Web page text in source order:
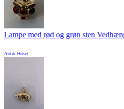
Lampe med rød og grøn sten
Antik Huset